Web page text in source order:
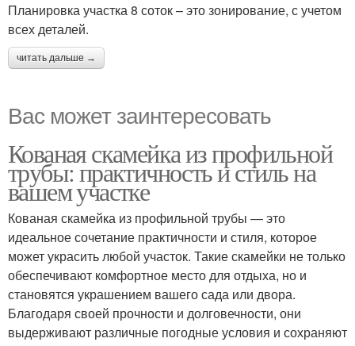
Планировка участка 8 соток – это зонирование, с учетом
всех деталей.
читать дальше →
Вас может заинтересовать
Кованая скамейка из профильной
трубы: практичность и стиль на
вашем участке
Кованая скамейка из профильной трубы — это
идеальное сочетание практичности и стиля, которое
может украсить любой участок. Такие скамейки не только
обеспечивают комфортное место для отдыха, но и
становятся украшением вашего сада или двора.
Благодаря своей прочности и долговечности, они
выдерживают различные погодные условия и сохраняют